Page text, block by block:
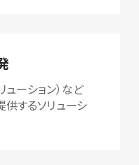
ーション）など
するソリューシ